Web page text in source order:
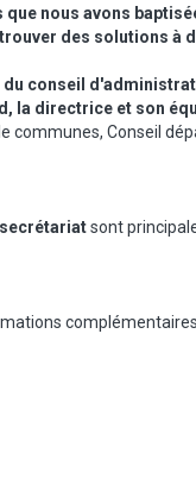
que nous avons
des solutions à
du conseil
la directrice et son
communes, Conseil
secrétariatsont